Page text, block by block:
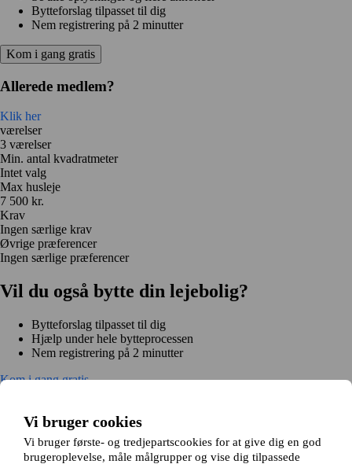
Vi bruger cookies
Vi bruger første- og tredjepartscookies for at give dig en god
brugeroplevelse, måle målgrupper og vise dig tilpassede
Bytteforslag tilpasset til dig
Nem registrering på 2 minutter
Kom i gang gratis
Allerede medlem?
Klik her
værelser
3 værelser
Min. antal kvadratmeter
Intet valg
Max husleje
7 500 kr.
Krav
Ingen særlige krav
Øvrige præferencer
Ingen særlige præferencer
Vil du også bytte din lejebolig?
Bytteforslag tilpasset til dig
Hjælp under hele bytteprocessen
Nem registrering på 2 minutter
Kom i gang gratis
Læs mere
Nyheder og tips
Om Hjembytte.dk